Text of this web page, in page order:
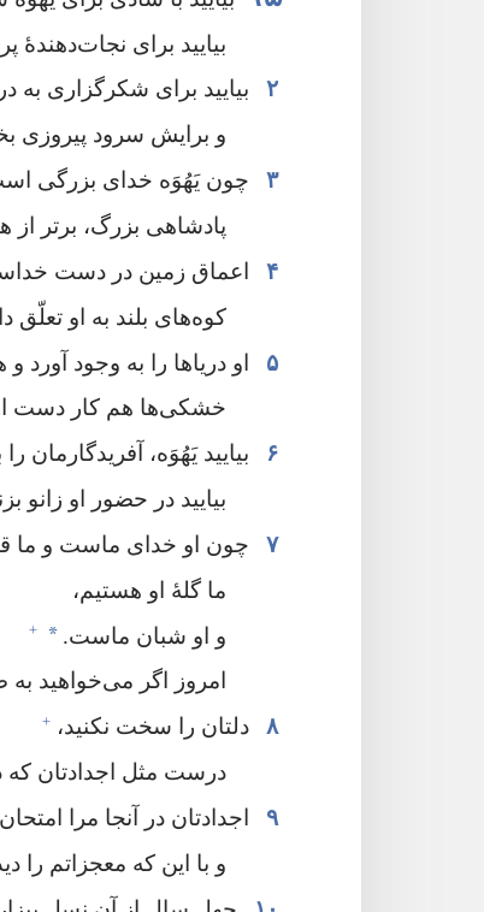
بیایید برای نجات‌دهندهٔ
۲ بیایید برای شکرگزاری به
و برایش سرود پیروزی
۳
چون یَهُوَه خدای بزرگی
پادشاهی بزرگ،‏ برتر از
۴
اعماق زمین در دست
کوه‌های بلند به او تعلّق
۵ او دریاها را به وجود
خشکی‌ها هم کار دست
۶
بیایید یَهُوَه،‏
بیایید در حضور او زانو
۷
چون او خدای ماست و ما
ما گلهٔ او هستیم،‏
و او شبان ماست.‏ *
+
امروز اگر می‌خواهید
۸ دلتان را سخت نکنید،‏ +
درست مثل اجدادتان که
۹ اجدادتان در آنجا مرا
و با این که معجزاتم را